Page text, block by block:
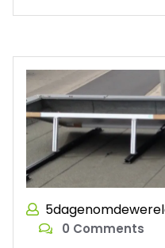
0 Comments